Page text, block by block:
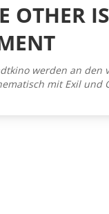
OTHER
werden an den
mit Exil und